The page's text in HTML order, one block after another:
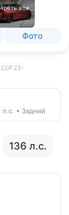
все
Фото
F23-
л.с. • Задний
136 л.с.